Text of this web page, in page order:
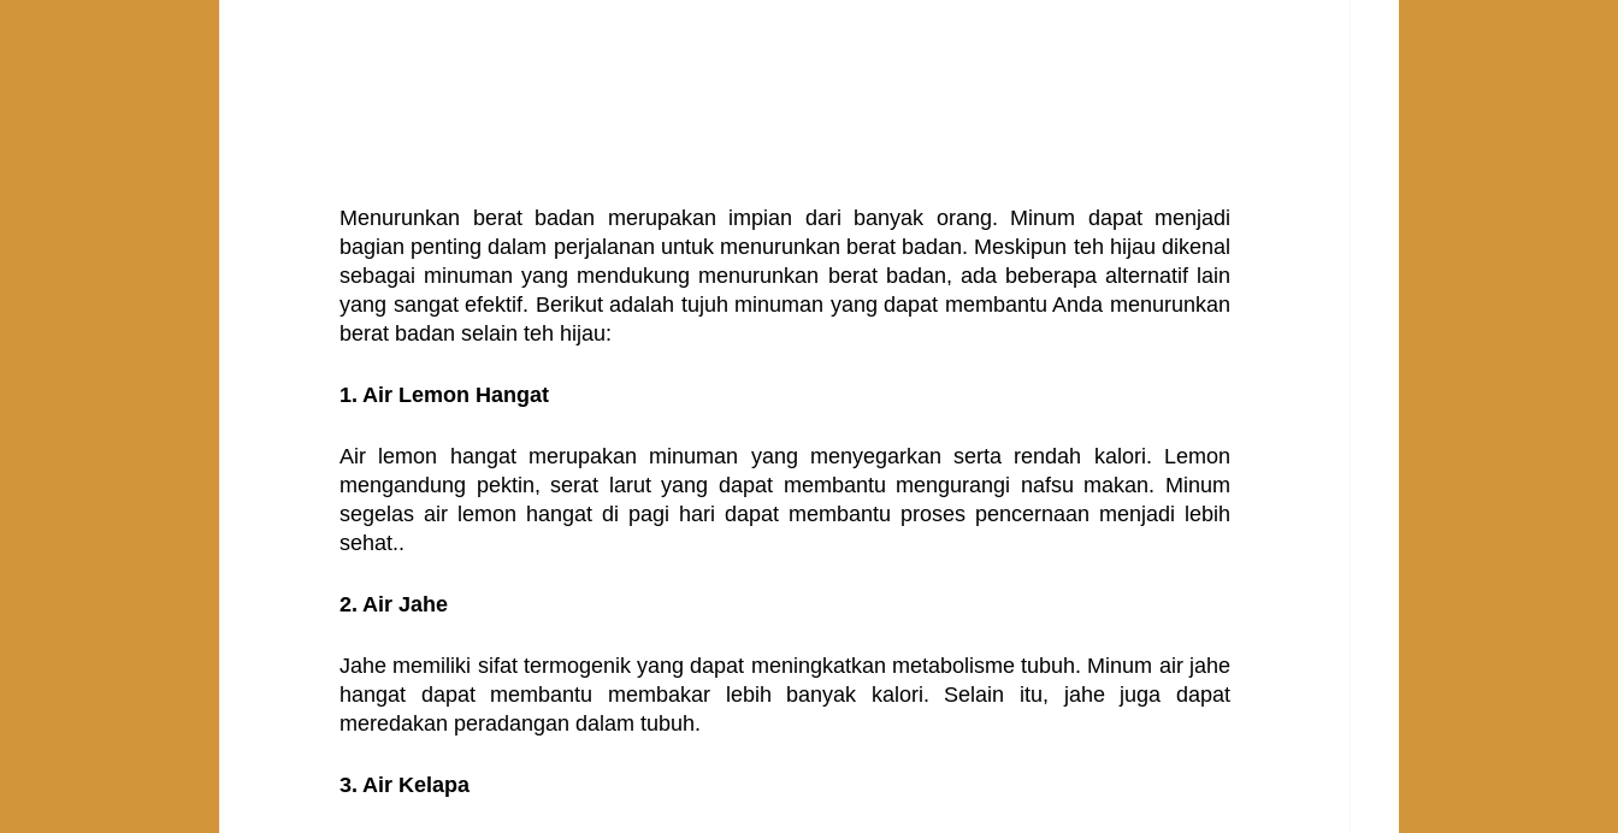
Menurunkan berat badan merupakan impian dari banyak orang. Minum dapat menjadi
bagian penting dalam perjalanan untuk menurunkan berat badan. Meskipun teh hijau dikenal
sebagai minuman yang mendukung menurunkan berat badan, ada beberapa alternatif lain
yang sangat efektif. Berikut adalah tujuh minuman yang dapat membantu Anda menurunkan
berat badan selain teh hijau:
1. Air Lemon Hangat
Air lemon hangat merupakan minuman yang menyegarkan serta rendah kalori. Lemon
mengandung pektin, serat larut yang dapat membantu mengurangi nafsu makan. Minum
segelas air lemon hangat di pagi hari dapat membantu proses pencernaan menjadi lebih
sehat..
2. Air Jahe
Jahe memiliki sifat termogenik yang dapat meningkatkan metabolisme tubuh. Minum air jahe
hangat dapat membantu membakar lebih banyak kalori. Selain itu, jahe juga dapat
meredakan peradangan dalam tubuh.
3. Air Kelapa